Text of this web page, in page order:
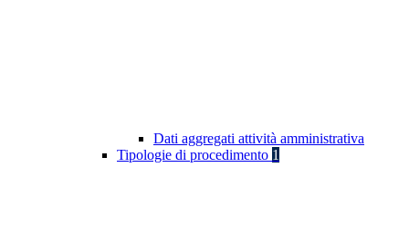
Dati aggregati attività amministrativa
Tipologie di procedimento 1